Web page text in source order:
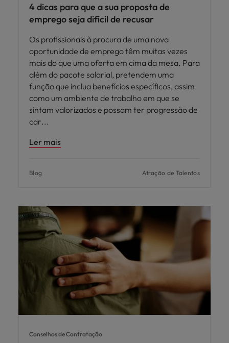
4 dicas para que a sua proposta de
emprego seja difícil de recusar
Os profissionais à procura de uma nova
oportunidade de emprego têm muitas vezes
mais do que uma oferta em cima da mesa. Para
além do pacote salarial, pretendem uma
função que inclua benefícios específicos, assim
como um ambiente de trabalho em que se
sintam valorizados e possam ter progressão de
car
Ler mais
Blog Atração de Talentos
Conselhos de Contratação